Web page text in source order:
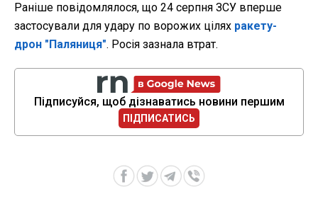
Раніше повідомлялося, що 24 серпня ЗСУ вперше
застосували для удару по ворожих цілях ракету-
дрон "Паляниця". Росія зазнала втрат.
Підписуйся, щоб дізнаватись новини першим
ПІДПИСАТИСЬ